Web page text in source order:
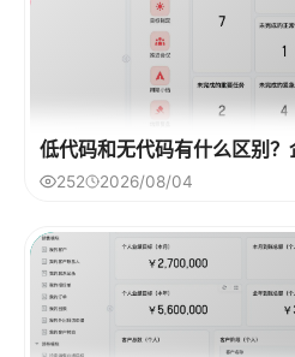
低代码和无代码有什么区别
252 2026/08/04